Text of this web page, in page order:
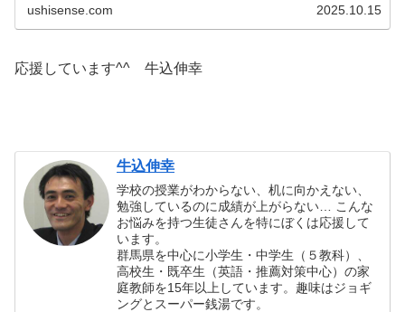
ushisense.com 2025.10.15
応援しています^^ 牛込伸幸
牛込伸幸
学校の授業がわからない、机に向かえない、
勉強しているのに成績が上がらない… こんな
お悩みを持つ生徒さんを特にぼくは応援して
います。
群馬県を中心に小学生・中学生（５教科）、
高校生・既卒生（英語・推薦対策中心）の家
庭教師を15年以上しています。趣味はジョギ
ングとスーパー銭湯です。